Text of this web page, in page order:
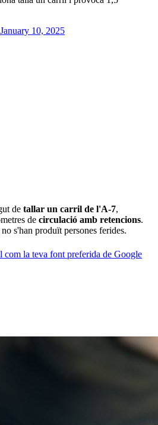
January 10, 2025
de tallar un carril de l'A-7,
de circulació amb retencions.
s'han produït persones ferides.
com la teva font preferida de Google